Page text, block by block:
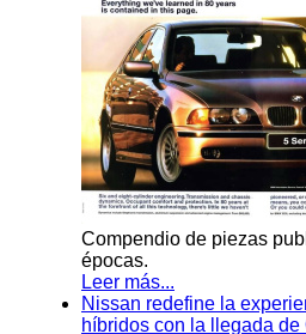
Compendio de piezas
épocas.
Leer más...
Nissan redefine la
híbridos con la llegada